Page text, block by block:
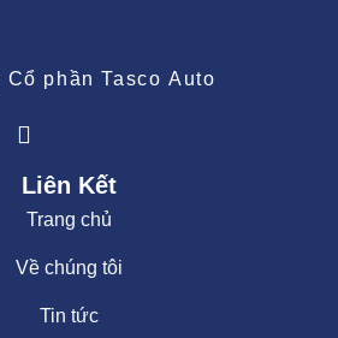
Cổ phần Tasco Auto
Liên Kết
Trang chủ
Về chúng tôi
Tin tức